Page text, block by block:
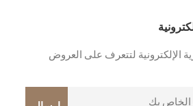
الإلكترونية لتتعرف على العروض